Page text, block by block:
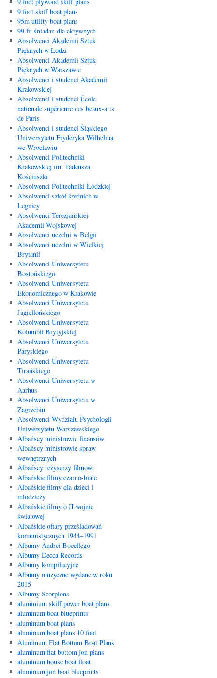
9 foot skiff boat plans
95m utility boat plans
99 fit śniadan dla aktywnych
Absolwenci Akademii Sztuk
Pięknych w Łodzi
Absolwenci Akademii Sztuk
Pięknych w Warszawie
Absolwenci i studenci Akademii
Krakowskiej
Absolwenci i studenci École
nationale supérieure des beaux-arts
de Paris
Absolwenci i studenci Śląskiego
Uniwersytetu Fryderyka Wilhelma
we Wrocławiu
Absolwenci Politechniki
Krakowskiej im. Tadeusza
Kościuszki
Absolwenci Politechniki Łódzkiej
Absolwenci szkół średnich w
Legnicy
Absolwenci Terezjańskiej
Akademii Wojskowej
Absolwenci uczelni w Belgii
Absolwenci uczelni w Wielkiej
Brytanii
Absolwenci Uniwersytetu
Bostońskiego
Absolwenci Uniwersytetu
Ekonomicznego w Krakowie
Absolwenci Uniwersytetu
Jagiellońskiego
Absolwenci Uniwersytetu
Kolumbii Brytyjskiej
Absolwenci Uniwersytetu
Paryskiego
Absolwenci Uniwersytetu
Tirańskiego
Absolwenci Uniwersytetu w
Aarhus
Absolwenci Uniwersytetu w
Zagrzebiu
Absolwenci Wydziału Psychologii
Uniwersytetu Warszawskiego
Albańscy ministrowie finansów
Albańscy ministrowie spraw
wewnętrznych
Albańscy reżyserzy filmowi
Albańskie filmy czarno-białe
Albańskie filmy dla dzieci i
młodzieży
Albańskie filmy o II wojnie
światowej
Albańskie ofiary prześladowań
komunistycznych 1944–1991
Albumy Andrei Bocellego
Albumy Decca Records
Albumy kompilacyjne
Albumy muzyczne wydane w roku
2015
Albumy Scorpions
aluminium skiff power boat plans
aluminum boat blueprints
aluminum boat plans
aluminum boat plans 10 foot
Aluminum Flat Bottom Boat Plans
aluminum flat bottom jon plans
aluminum house boat float
aluminum jon boat blueprints